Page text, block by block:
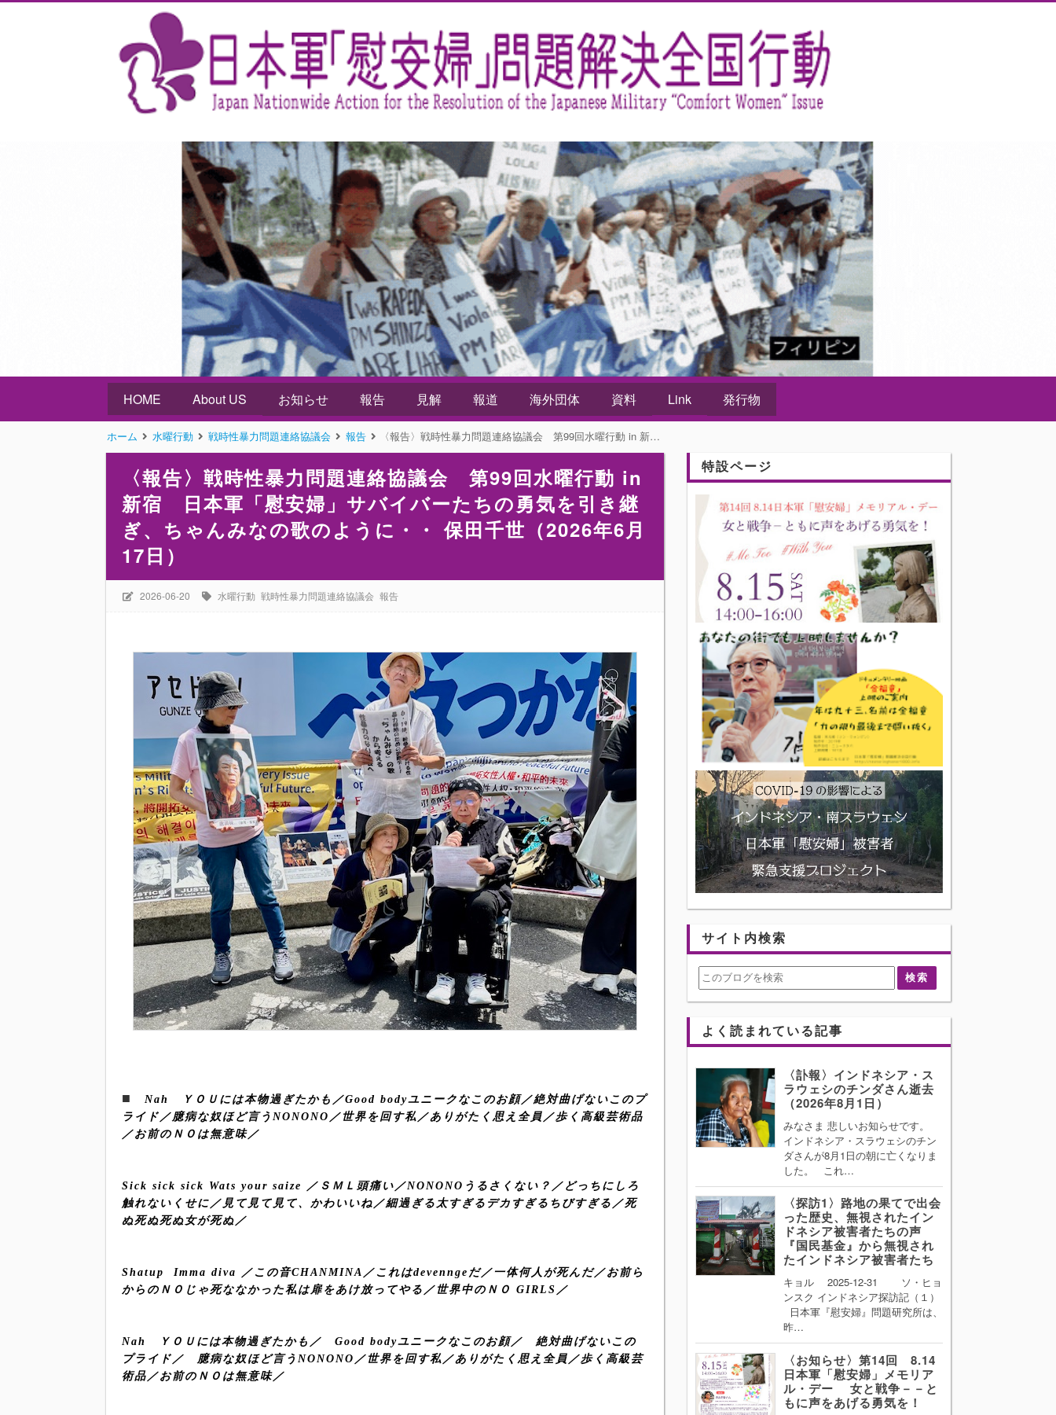
HOME About US お知らせ 報告 見解 報道 海外団体 資料 Link 発行物
ホーム 水曜行動 戦時性暴力問題連絡協議会 報告 〈報告〉戦時性暴力問題連絡協議会 第99回水曜行動 in 新宿 日本軍「慰安婦」サバイバーたちの勇気を引き継ぎ、ちゃんみなの歌のように・・ 保田千世（2026年6月17日）
〈報告〉戦時性暴力問題連絡協議会 第99回水曜行動 in
新宿 日本軍「慰安婦」サバイバーたちの勇気を引き継
ぎ、ちゃんみなの歌のように・・ 保田千世（2026年6月
17日）
2026-06-20 水曜行動 戦時性暴力問題連絡協議会 報告
■ Nah ＹＯＵには本物過ぎたかも／Good bodyユニークなこのお顔／絶対曲げないこのプ
ライド／臆病な奴ほど言う NONONO ／世界を回す私／ありがたく思え全員／歩く高級芸術品
／お前のＮＯは無意味／
Sick sick sick Wats your saize ／ＳＭＬ頭痛い／NONONO うるさくない？／どっちにしろ
触れないくせに／見て見て見て、かわいいね／細過ぎる太すぎるデカすぎるちびすぎる／死
ぬ死ぬ死ぬ女が死ぬ／
Shatup Imma diva ／この音CHANMINA ／これはdevennge だ／一体何人が死んだ／お前ら
からのＮＯじゃ死ななかった私は扉をあけ放ってやる／世界中のＮＯ GIRLS ／
Nah ＹＯＵには本物過ぎたかも／Good bodyユニークなこのお顔／ 絶対曲げないこの
プライド／ 臆病な奴ほど言う NONONO ／世界を回す私／ありがたく思え全員／歩く高級芸
術品／お前のＮＯは無意味／
特設ページ
サイト内検索
よく読まれている記事
〈訃報〉インドネシア・ス
ラウェシのチンダさん逝去
（2026年8月1日）
みなさま 悲しいお知らせです。
インドネシア・スラウェシのチン
ダさんが8月1日の朝に亡くなりま
した。 これ…
〈探訪1〉路地の果てで出会
った歴史、無視されたイン
ドネシア被害者たちの声
『国民基金』から無視され
たインドネシア被害者たち
キョル 2025-12-31 ソ・ヒョ
ンスク インドネシア探訪記（１）
日本軍『慰安婦』問題研究所は、
昨…
〈お知らせ〉第14回 8.14
日本軍「慰安婦」メモリア
ル・デー 女と戦争－－と
もに声をあげる勇気を！